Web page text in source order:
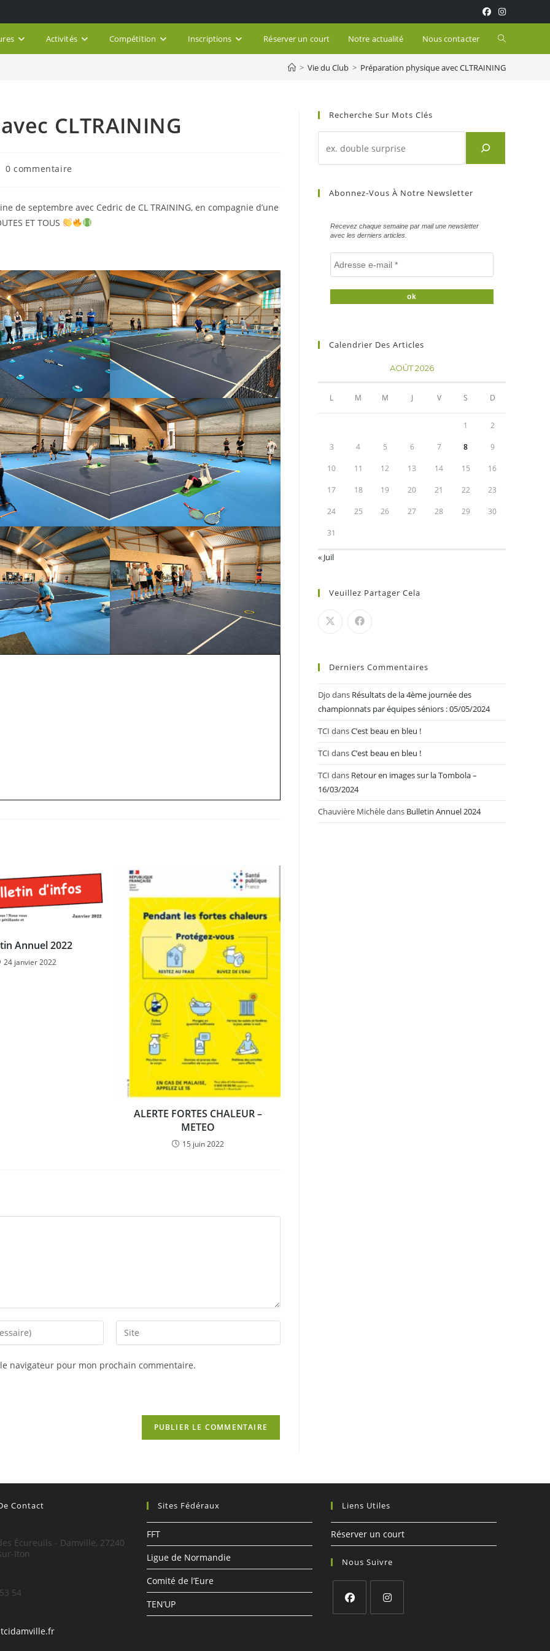
Activités Compétition Inscriptions Réserver un court Notre actualité Nous contacter Toggle
website
> Vie du Club > Préparation physique avec CLTRAINING
CLTRAINING
:
0 commentaire
de septembre avec Cedric de CL TRAINING, en compagnie d’une
ET TOUS
Annuel 2022
24 janvier 2022
ALERTE FORTES CHALEUR –
METEO
15 juin 2022
Saisir
l’URL
navigateur pour mon prochain commentaire.
Recherche Sur Mots Clés
d'un
mots
Abonnez-Vous À Notre Newsletter
Recevez chaque semaine par mail une newsletter
avec les derniers articles.
Calendrier Des Articles
AOÛT 2026
L M M J V S D
1 2
3 4 5 6 7 8 9
10 11 12 13 14 15 16
17 18 19 20 21 22 23
24 25 26 27 28 29 30
31
« Juil
Veuillez Partager Cela
Derniers Commentaires
Djo dans Résultats de la 4ème journée des
championnats par équipes séniors : 05/05/2024
TCI dansC’est beau en bleu !
TCI dansC’est beau en bleu !
TCI dans Retour en images sur la Tombola –
16/03/2024
Chauvière Michèledans Bulletin Annuel 2024
Contact
Écureuils - Damville, 27240
Iton
54
S’ouvre
Sites Fédéraux
FFT
Ligue de Normandie
Comité de l’Eure
TEN’UP
Liens Utiles
Réserver un court
Nous Suivre